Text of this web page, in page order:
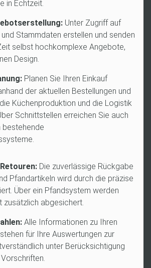
in Echtzeit.
Unter Zugriff auf
Stammdaten erstellen und senden
selbst hochkomplexe Angebote,
Design.
Planen Sie Ihren Einkauf
der aktuellen Bestellungen und
Küchenproduktion und die Logistik
Schnittstellen erreichen Sie auch
bestehende
Die zuverlässige Rückgabe
Pfandartikeln wird durch die präzise
Über ein Pfandsystem werden
zusätzlich abgesichert.
Alle Informationen zu Ihren
für Ihre Auswertungen zur
unter Berücksichtigung